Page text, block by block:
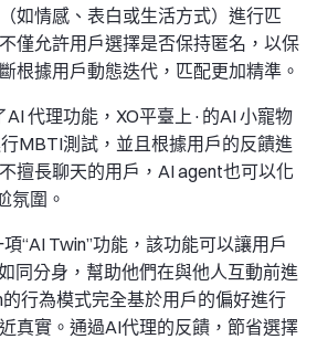
如情感、表白或生活方式）進行匹
僅允許用戶選擇是否保持匿名，以保
根據用戶動態迭代，匹配更加精準。
AI 代理功能，XO平臺上·的AI 小寵物
MBTI測試，並且根據用戶的反饋進
擅長聊天的用戶，AI agent也可以化
氛圍。
“AI Twin”功能，該功能可以讓用戶
同分身，幫助他們在與他人互動前進
行為模式完全基於用戶的偏好進行
真實。通過AI代理的反饋，節省選擇